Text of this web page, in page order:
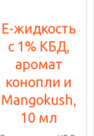
E-жидкость
с 1% КБД,
аромат
конопли и
Mangokush,
10 мл